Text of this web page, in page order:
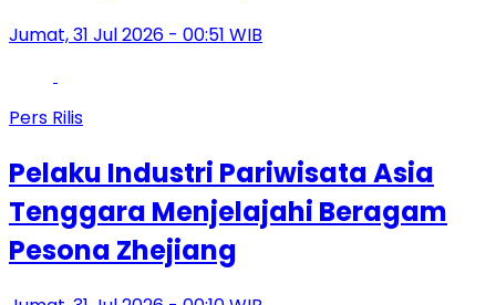
Jumat, 31 Jul 2026 - 00:51 WIB
Pers Rilis
Pelaku Industri Pariwisata Asia
Tenggara Menjelajahi Beragam
Pesona Zhejiang